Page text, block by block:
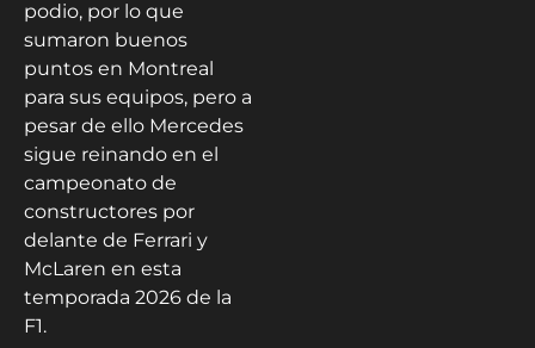
podio, por lo que
sumaron buenos
puntos en Montreal
para sus equipos, pero a
pesar de ello Mercedes
sigue reinando en el
campeonato de
constructores por
delante de Ferrari y
McLaren en esta
temporada 2026 de la
F1.